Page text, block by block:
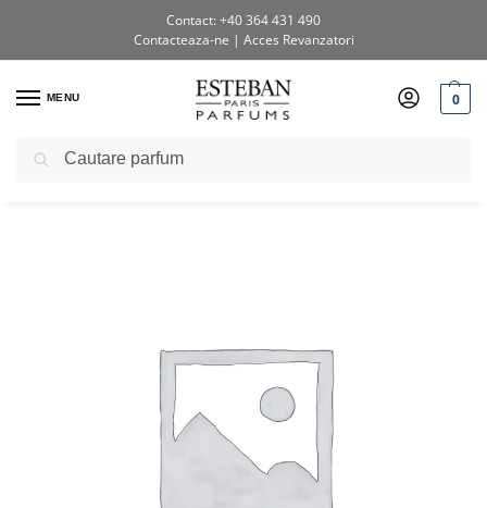
Contact: +40 364 431 490
Contacteaza-ne | Acces Revanzatori
MENU 0
Prima pagină / Shop / Uncategorized